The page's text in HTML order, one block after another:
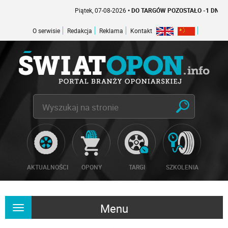
Piątek, 07-08-2026• DO TARGÓW POZOSTAŁO -1 DNI
O serwisie Redakcja Reklama Kontakt
AKTUALNOŚCI OPONY TARGI SZKOLENIA
Menu
Rozwiń